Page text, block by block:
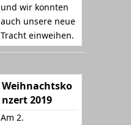
und wir konnten
auch unsere neue
Tracht einweihen.
Weihnachtsko
nzert 2019
Am 2.